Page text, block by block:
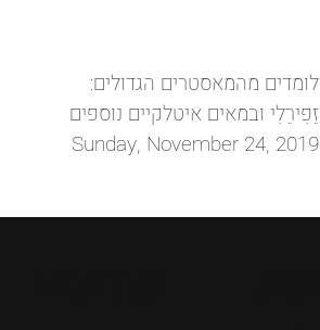
לומדים מהמאסטרים הגדולים:
זֵפִירֵלִי ובמאים איטלקיים נוספים
Sunday, November 24, 2019